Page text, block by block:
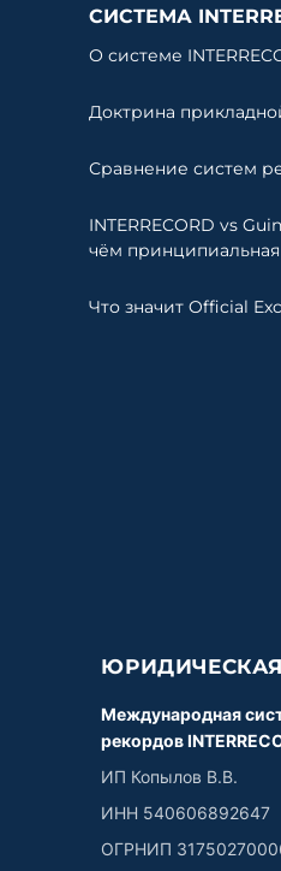
СИСТЕМА
О системе
Доктрина
Сравнение систем
INTERRECORD vs
чём
Что значит Official
Международная
рекордов
ИП Копылов В.В.
ИНН 540606892647
ОГРНИП